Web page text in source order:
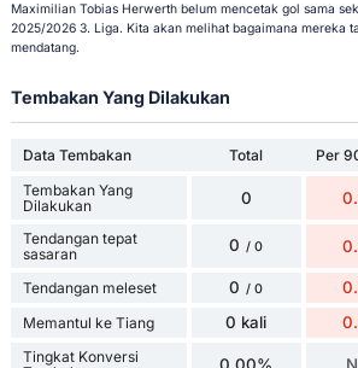
Maximilian Tobias Herwerth belum mencetak gol sama
2025/2026 3. Liga. Kita akan melihat bagaimana mereka
mendatang.
Tembakan Yang Dilakukan
Data Tembakan Total Per
Tembakan Yang
Dilakukan
0
Tendangan tepat
sasaran
0 / 0
Tendangan meleset 0 / 0
Memantul ke Tiang 0 kali
Tingkat Konversi